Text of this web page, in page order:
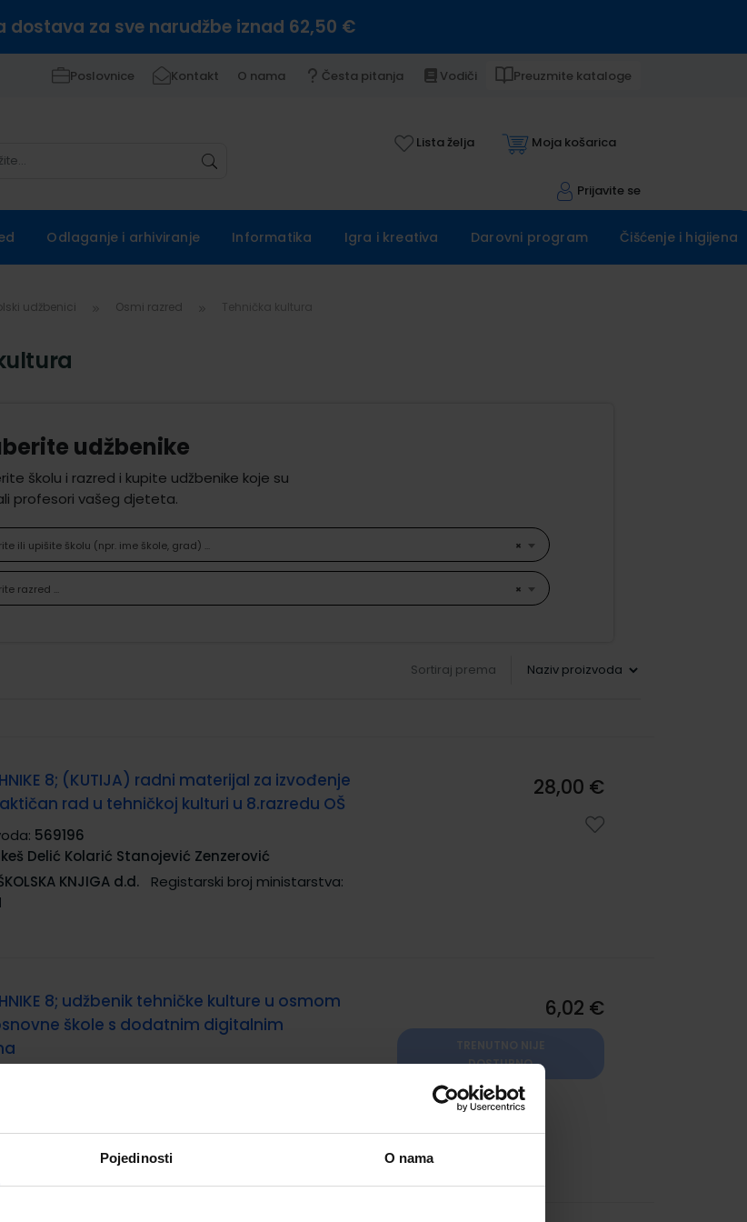
Pojedinosti O nama
dostava za sve narudžbe iznad 62,50 €
Poslovnice Kontakt O nama Česta pitanja Vodiči Preuzmite kataloge
Lista želja Moja košarica
Prijavite se
Odlaganje i arhiviranje Informatika Igra i kreativa Darovni program Čišćenje i higijena
udžbenici Osmi razred
udžbenike
školu i razred i kupite udžbenike koje su
profesori vašeg djeteta.
×
ili upišite školu (npr. ime škole, grad) ...
×
razred ...
Sortiraj prema
8; (KUTIJA) radni materijal za izvođenje
rad u tehničkoj kulturi u 8.razredu OŠ
569196
Delić Kolarić Stanojević Zenzerović
KNJIGA d.d.
Registarski broj ministarstva:
28,00 €
8; udžbenik tehničke kulture u osmom
škole s dodatnim digitalnim
6,02 €
DOSTUPNO